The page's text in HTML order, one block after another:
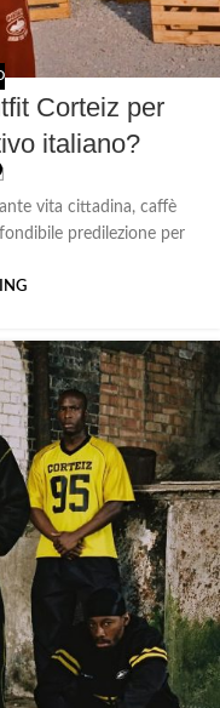
Corteiz per
italiano?
vita cittadina, caffè
predilezione per